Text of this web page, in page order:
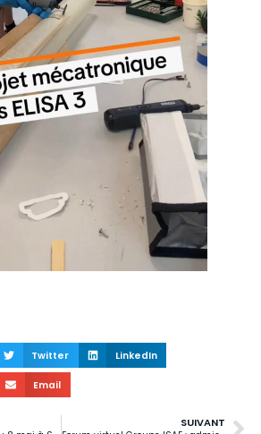
Twitter LinkedIn
Email
SUIVANT